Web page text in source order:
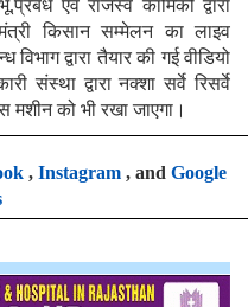
एवं राजस्व कार्मिको द्वारा
किसान सम्मेलन का लाइव
द्वारा तैयार की गई वीडियो
संस्था द्वारा नक्शा सर्वे रिसर्वे
मशीन को भी रखा जाएगा।
, Instagram, and Google